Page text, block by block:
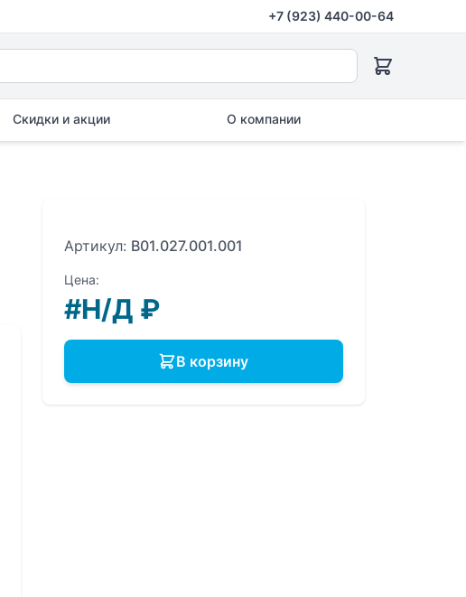
+7 (923) 440-00-64
Скидки и акции О компании
Артикул: B01.027.001.001
Цена:
#Н/Д ₽
В корзину